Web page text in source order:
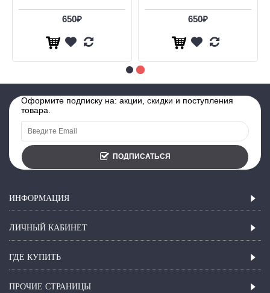
650₽ 650₽
Оформите подписку на: акции, скидки и поступления
товара.
ПОДПИСАТЬСЯ
ИНФОРМАЦИЯ
ЛИЧНЫЙ КАБИНЕТ
ГДЕ КУПИТЬ
ПРОЧИЕ СТРАНИЦЫ